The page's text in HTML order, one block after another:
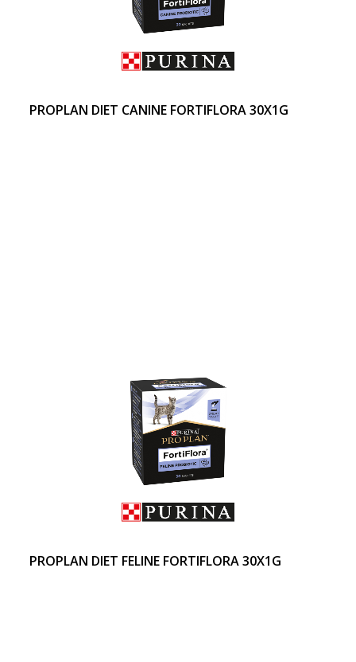
PROPLAN DIET CANINE FORTIFLORA 30X1G
PROPLAN DIET FELINE FORTIFLORA 30X1G